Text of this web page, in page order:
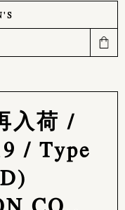
入荷 /
/ Type
CO.,